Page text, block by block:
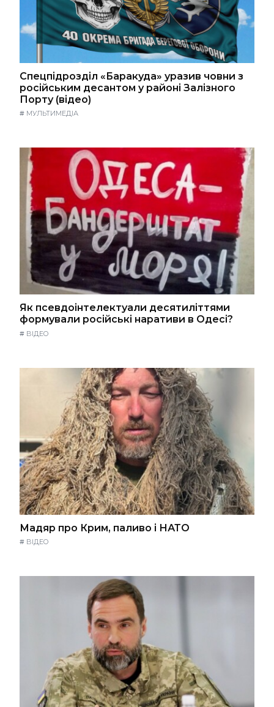
Спецпідрозділ «Баракуда» уразив човни з
російським десантом у районі Залізного
Порту (відео)
# МУЛЬТИМЕДІА
Як псевдоінтелектуали десятиліттями
формували російські наративи в Одесі?
# ВІДЕО
Мадяр про Крим, паливо і НАТО
# ВІДЕО